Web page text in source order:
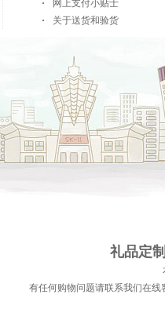
网上支付小贴士
关于送货和验货
礼品定
有任何购物问题请联系我们在线